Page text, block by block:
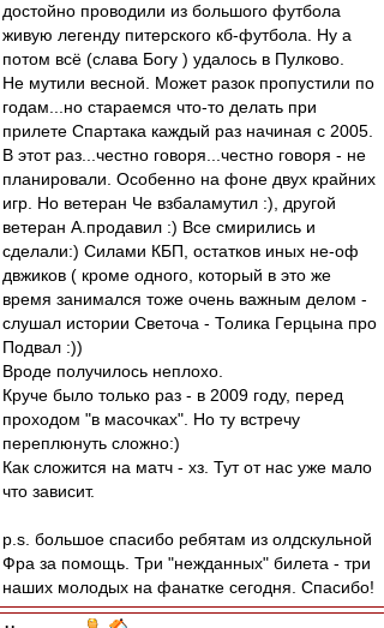
достойно проводили из большого футбола
живую легенду питерского кб-футбола. Ну а
потом всё (слава Богу ) удалось в Пулково.
Не мутили весной. Может разок пропустили по
годам...но стараемся что-то делать при
прилете Спартака каждый раз начиная с 2005.
В этот раз...честно говоря...честно говоря - не
планировали. Особенно на фоне двух крайних
игр. Но ветеран Че взбаламутил :), другой
ветеран А.продавил :) Все смирились и
сделали:) Силами КБП, остатков иных не-оф
двжиков ( кроме одного, который в это же
время занимался тоже очень важным делом -
слушал истории Светоча - Толика Герцына про
Подвал :))
Вроде получилось неплохо.
Круче было только раз - в 2009 году, перед
проходом "в масочках". Но ту встречу
переплюнуть сложно:)
Как сложится на матч - хз. Тут от нас уже мало
что зависит.
p.s. большое спасибо ребятам из олдскульной
Фра за помощь. Три "нежданных" билета - три
наших молодых на фанатке сегодня. Спасибо!